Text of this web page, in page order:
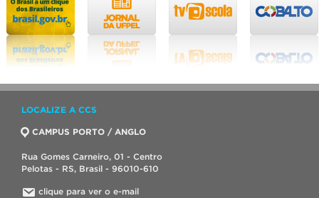
LOCALIZE A CCS
CAMPUS PORTO / ANGLO
Rua Gomes Carneiro, 01 - Centro
Pelotas - RS, Brasil - 96010-610
clique para ver o e-mail